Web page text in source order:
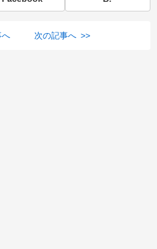
次の記事へ >>